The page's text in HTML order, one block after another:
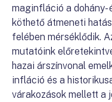
maginfláció a dohány-
köthető átmeneti
felében mérséklődik.
mutatóink
hazai árszínvonal
infláció és a
várakozások mellett a